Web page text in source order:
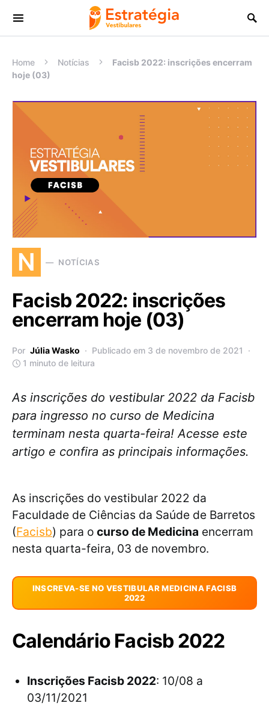
Procurar:
Home Notícias
Facisb 2022: inscrições encerram
hoje (03)
N NOTÍCIAS
Facisb 2022: inscrições
encerram hoje (03)
Por Júlia Wasko
Publicado em 3 de novembro de 2021
1 minuto de leitura
As inscrições do vestibular 2022 da Facisb
para ingresso no curso de Medicina
terminam nesta quarta-feira! Acesse este
artigo e confira as principais informações.
As inscrições do vestibular 2022 da
Faculdade de Ciências da Saúde de Barretos
(Facisb) para o curso de Medicina encerram
nesta quarta-feira, 03 de novembro.
INSCREVA-SE NO VESTIBULAR MEDICINA FACISB
2022
Calendário Facisb 2022
Inscrições Facisb 2022: 10/08 a
03/11/2021